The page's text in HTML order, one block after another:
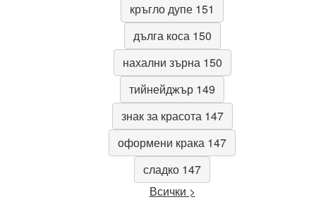
кръгло дупе 151
дълга коса 150
нахални зърна 150
тийнейджър 149
знак за красота 147
оформени крака 147
сладко 147
Всички >